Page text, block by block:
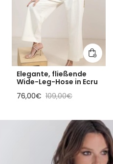
In den
Elegante, fließende
Wide-Leg-Hose in Ecru
Reduzierter Preis
76,00€ Regulärer Preis
109,00€